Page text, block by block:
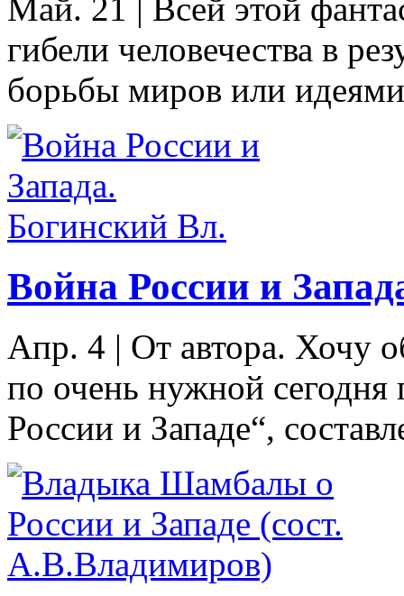
Май. 21
Всей этой
гибели человечества в
борьбы миров или
Война России и
Апр. 4 | От автора. Хочу
по очень нужной
России и Западе“,